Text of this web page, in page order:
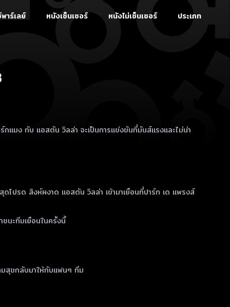
าร์เลย์ หนังเซ็นเซอร์ หนังไม่เซ็นเซอร์ ประเภท
แมง กับ แอสตัน วิลล่า จะเป็นการแข่งขันที่มันส์แรงและไม่น่า
โปรด สิงห์ผงาด แอสตัน วิลล่า เข้ามาเยือนที่ปาร์ก เด แพรงส์
ชนะทีมเยือนในครั้งนี้
มสุขกลับมาให้กับแฟนๆ ทีม